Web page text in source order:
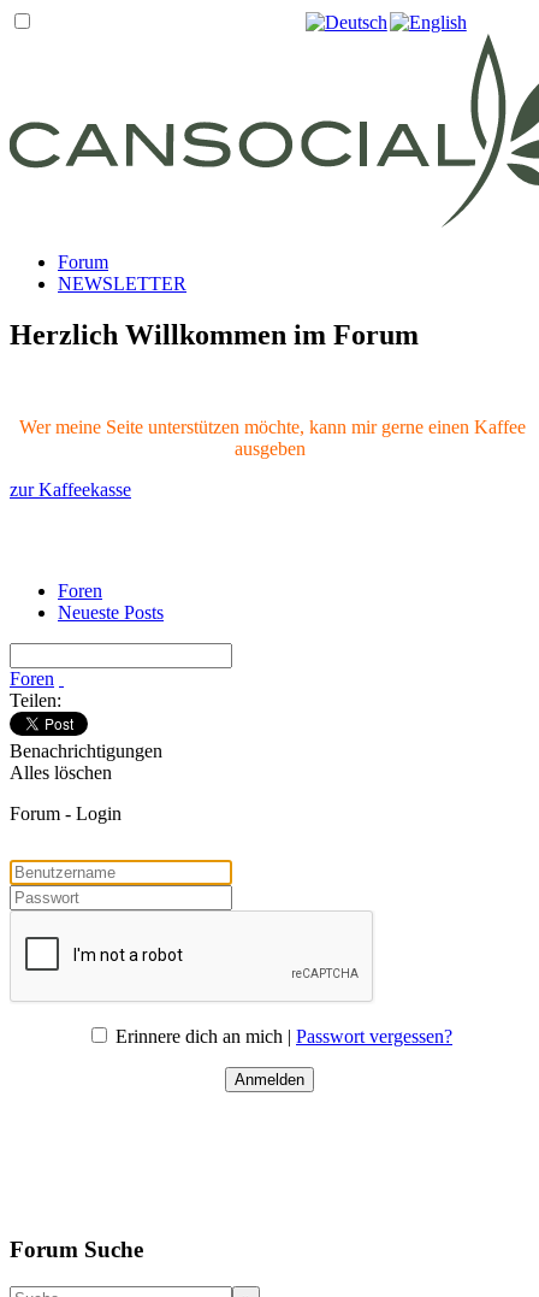
Forum
NEWSLETTER
Herzlich Willkommen im Forum
Wer meine Seite unterstützen möchte, kann mir gerne einen Kaffee
ausgeben
zur Kaffeekasse
Foren
Neueste Posts
Foren
Teilen:
Benachrichtigungen
Alles löschen
Forum - Login
Erinnere dich an mich | Passwort vergessen?
Forum Suche